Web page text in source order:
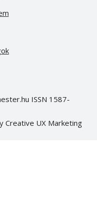
ISSN 1587-
Creative UX Marketing